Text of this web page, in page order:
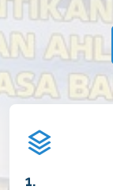
1.